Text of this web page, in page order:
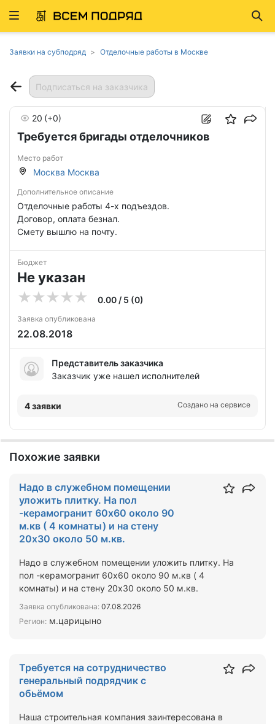
Развернуть
Заявки на субподряд Отделочные работы в Москве
Подписаться на заказчика
Требуется бригады отделочников
20 (+0)
Место работ
Москва Москва
Дополнительное описание
Отделочные работы 4-х подъездов.
Договор, оплата безнал.
Смету вышлю на почту.
Бюджет
Не указан
0.00 / 5 (0)
Заявка опубликована
22.08.2018
Представитель заказчика
Заказчик уже нашел исполнителей
4 заявки Создано на сервисе
Похожие заявки
Надо в служебном помещении
уложить плитку. На пол
-керамогранит 60х60 около 90
м.кв ( 4 комнаты) и на стену
20х30 около 50 м.кв.
Надо в служебном помещении уложить плитку. На
пол -керамогранит 60х60 около 90 м.кв ( 4
комнаты) и на стену 20х30 около 50 м.кв.
Заявка опубликована: 07.08.2026
Регион: м.царицыно
Требуется на сотрудничество
генеральный подрядчик с
обьёмом
Наша строительная компания заинтересована в